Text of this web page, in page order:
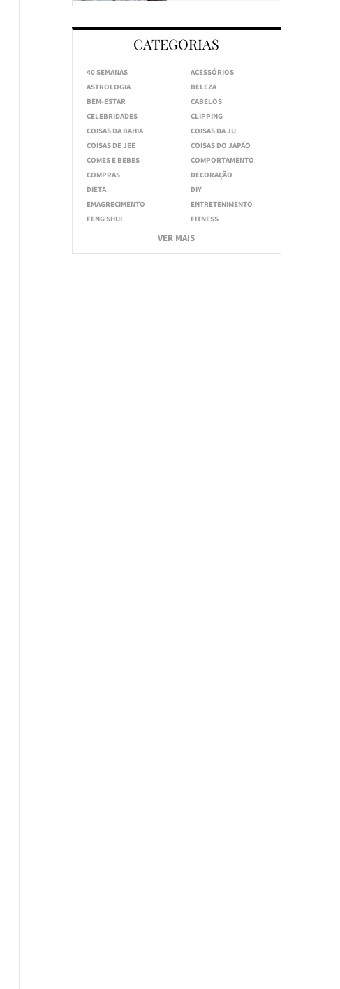
CATEGORIAS
40 SEMANAS
ACESSÓRIOS
ASTROLOGIA
BELEZA
BEM-ESTAR
CABELOS
CELEBRIDADES
CLIPPING
COISAS DA BAHIA
COISAS DA JU
COISAS DE JEE
COISAS DO JAPÃO
COMES E BEBES
COMPORTAMENTO
COMPRAS
DECORAÇÃO
DIETA
DIY
EMAGRECIMENTO
ENTRETENIMENTO
FENG SHUI
FITNESS
VER MAIS